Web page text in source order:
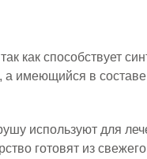
как способствует
имеющийся в
используют для
готовят из